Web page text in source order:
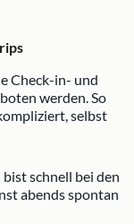
Check-in- und
werden. So
selbst
schnell bei den
abends spontan